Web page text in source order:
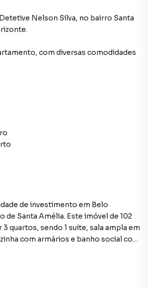
Nelson Silva, no bairro Santa
.
, com diversas comodidades
de investimento em Belo
de Santa Amélia. Este imóvel de 102
quartos, sendo 1 suíte, sala ampla em
com armários e banho social com
com fechamento. O imóvel possui 2